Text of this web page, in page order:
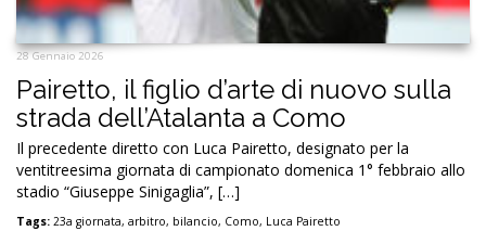
28 Gennaio 2026
Pairetto, il figlio d’arte di nuovo sulla
strada dell’Atalanta a Como
Il precedente diretto con Luca Pairetto, designato per la
ventitreesima giornata di campionato domenica 1° febbraio allo
stadio “Giuseppe Sinigaglia”, […]
Tags: 23a giornata, arbitro, bilancio, Como, Luca Pairetto